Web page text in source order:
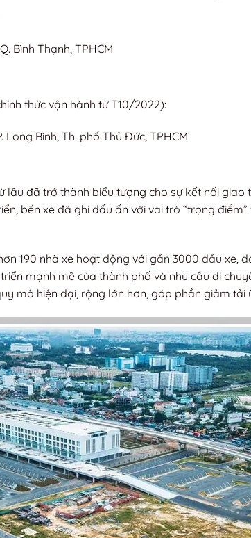
Bình Thạnh, TPHCM
thức vận hành từ T10/2022):
Bình, Th. phố Thủ Đức, TPHCM
lâu đã trở thành biểu tượng cho sự kết nối
bến xe đã ghi dấu ấn với vai trò “trọng
190 nhà xe hoạt động với gần 3000 đầu xe,
mạnh mẽ của thành phố và nhu cầu di
mô hiện đại, rộng lớn hơn, góp phần giảm tải